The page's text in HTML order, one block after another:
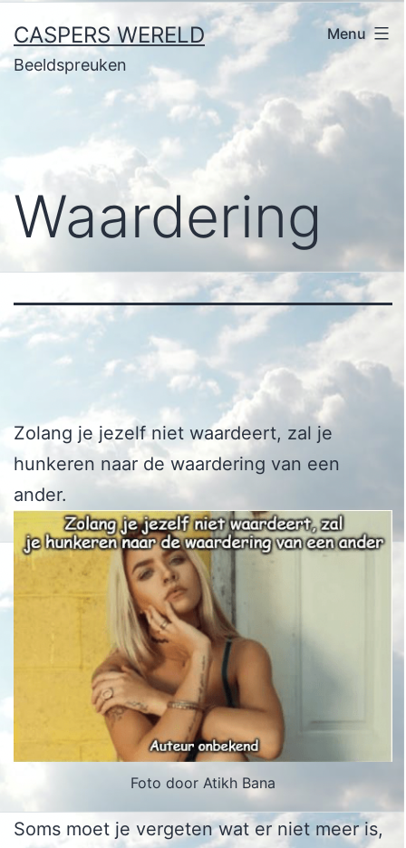
naar
de
CASPERS WERELD
Beeldspreuken
Menu
Waardering
Zolang je jezelf niet waardeert, zal je
hunkeren naar de waardering van een
ander.
Foto door Atikh Bana
Soms moet je vergeten wat er niet meer is,